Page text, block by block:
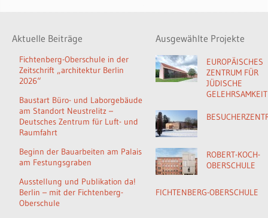
Aktuelle Beiträge
Fichtenberg-Oberschule in der
Zeitschrift „architektur Berlin
2026“
Baustart Büro- und Laborgebäude
am Standort Neustrelitz –
Deutsches Zentrum für Luft- und
Raumfahrt
Beginn der Bauarbeiten am Palais
am Festungsgraben
Ausstellung und Publikation da!
Berlin – mit der Fichtenberg-
Oberschule
Ausgewählte Projekte
EUROPÄISCHES
ZENTRUM FÜR
JÜDISCHE
GELEHRSAMKEIT
ROBERT-KOCH-
OBERSCHULE
FICHTENBERG-OBERSCHULE